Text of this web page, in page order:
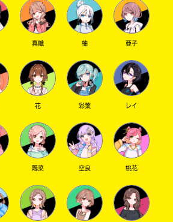
真織 柚 亜子
花 彩葉 レイ
陽菜 空良 桃花